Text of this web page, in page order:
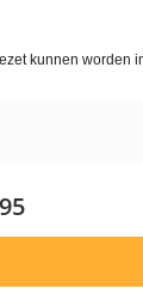
kunnen worden